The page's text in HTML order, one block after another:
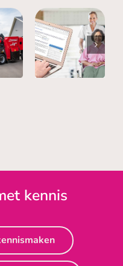
Nedap –
IDS
integratie
met
serviceportaal
kennis